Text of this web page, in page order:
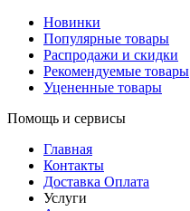
Новинки
Популярные товары
Распродажи и скидки
Рекомендуемые товары
Уцененные товары
Помощь и сервисы
Главная
Контакты
Доставка Оплата
Услуги